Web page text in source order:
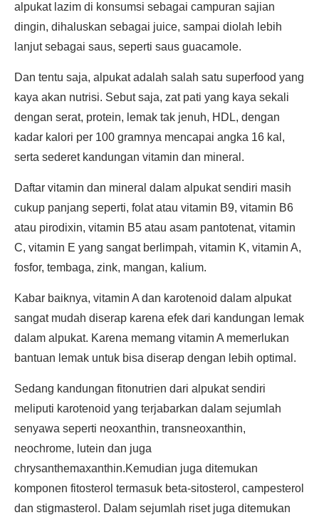
alpukat lazim di konsumsi sebagai campuran sajian
dingin, dihaluskan sebagai juice, sampai diolah lebih
lanjut sebagai saus, seperti saus guacamole.
Dan tentu saja, alpukat adalah salah satu superfood yang
kaya akan nutrisi. Sebut saja, zat pati yang kaya sekali
dengan serat, protein, lemak tak jenuh, HDL, dengan
kadar kalori per 100 gramnya mencapai angka 16 kal,
serta sederet kandungan vitamin dan mineral.
Daftar vitamin dan mineral dalam alpukat sendiri masih
cukup panjang seperti, folat atau vitamin B9, vitamin B6
atau pirodixin, vitamin B5 atau asam pantotenat, vitamin
C, vitamin E yang sangat berlimpah, vitamin K, vitamin A,
fosfor, tembaga, zink, mangan, kalium.
Kabar baiknya, vitamin A dan karotenoid dalam alpukat
sangat mudah diserap karena efek dari kandungan lemak
dalam alpukat. Karena memang vitamin A memerlukan
bantuan lemak untuk bisa diserap dengan lebih optimal.
Sedang kandungan fitonutrien dari alpukat sendiri
meliputi karotenoid yang terjabarkan dalam sejumlah
senyawa seperti neoxanthin, transneoxanthin,
neochrome, lutein dan juga
chrysanthemaxanthin.Kemudian juga ditemukan
komponen fitosterol termasuk beta-sitosterol, campesterol
dan stigmasterol. Dalam sejumlah riset juga ditemukan